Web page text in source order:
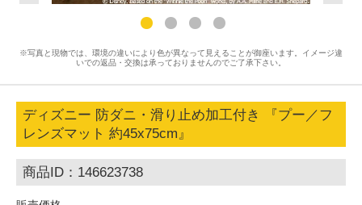
※写真と現物では、環境の違いにより色が異なって見えることが御座います。イメージ違
いでの返品・交換は承っておりませんのでご了承下さい。
ディズニー 防ダニ・滑り止め加工付き 『プー／フ
レンズマット 約45x75cm』
商品ID：146623738